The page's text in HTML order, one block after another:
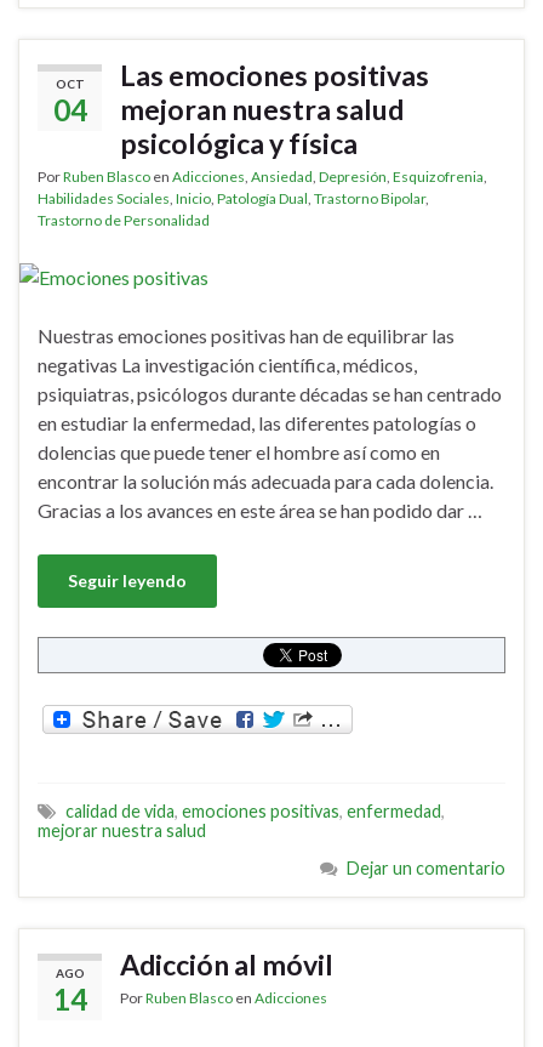
OCT
04
Las emociones positivas
mejoran nuestra salud
psicológica y física
PorRuben Blasco en Adicciones Ansiedad Depresión Esquizofrenia
Habilidades Sociales Inicio Patología Dual Trastorno Bipolar,
Trastorno de Personalidad
Nuestras emociones positivas han de equilibrar las
negativas La investigación científica, médicos,
psiquiatras, psicólogos durante décadas se han centrado
en estudiar la enfermedad, las diferentes patologías o
dolencias que puede tener el hombre así como en
encontrar la solución más adecuada para cada dolencia.
Gracias a los avances en este área se han podido dar …
Seguir leyendo
calidad de vida, emociones positivas, enfermedad,
mejorar nuestra salud
Dejar un comentario
AGO
14
Adicción al móvil
PorRuben Blasco en Adicciones